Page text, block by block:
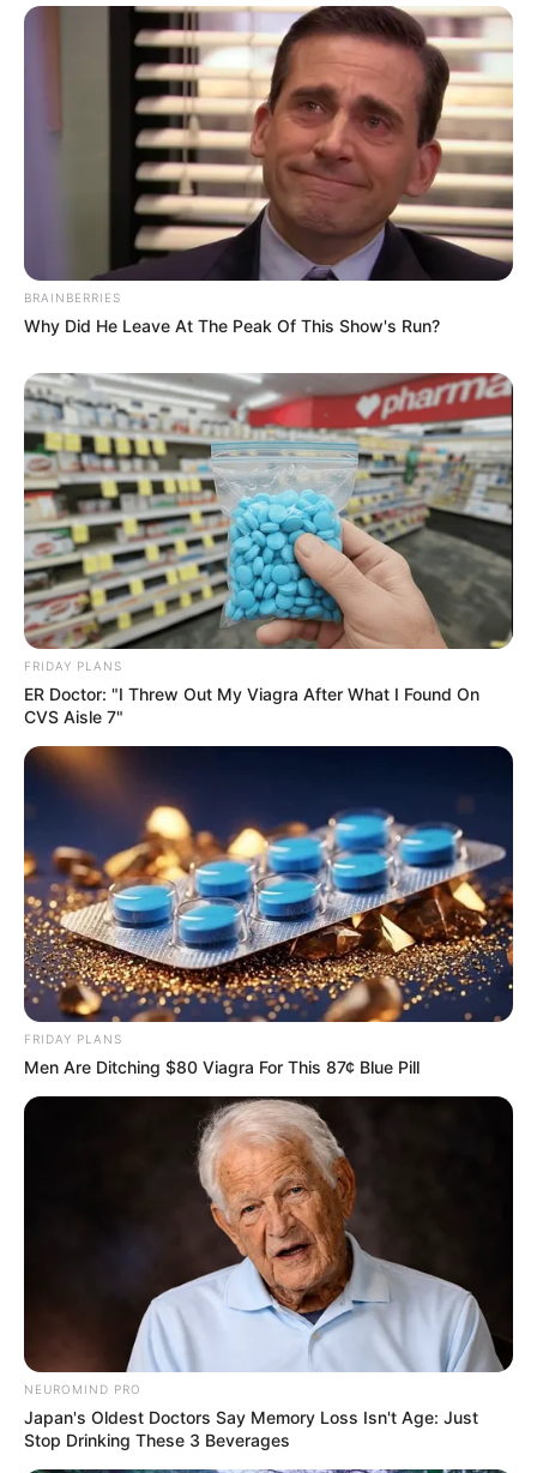
ΔΗΜΟΦΙΛΗ ΑΡΘΡΑ
Ο ΠΟΥ υπό έλεγχο: παρατυπίες και
συγκρούσεις συμφερόντων
Ο ΠΟΥ υπό έλεγχο: παρατυπίες...
Δεν χρωστάμε σε κανέναν,
αυτοί χρωστούν σε εμάς τα
πάντα
Η επιστήμη θα πρέπει να
ανήκει στους ανθρώπους και
όχι στο Νταβός...
ΠΟΙΟΣ ΣΚΟΤΩΣΕ ΤΟΝ
ΚΑΠΟΔΙΣΤΡΙΑ;;[Η δολοφονία
του Καποδίστρια – Ποιοι
ήταν οι πραγματικοί...
BRAINBERRIES
Why Did He Leave At The Peak Of This Show's Run?
FRIDAY PLANS
ER Doctor: "I Threw Out My Viagra After What I Found On
CVS Aisle 7"
FRIDAY PLANS
Men Are Ditching $80 Viagra For This 87¢ Blue Pill
NEUROMIND PRO
Japan's Oldest Doctors Say Memory Loss Isn't Age: Just
Stop Drinking These 3 Beverages